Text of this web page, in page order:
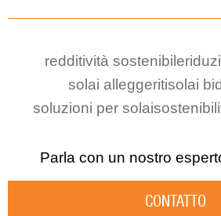
redditività sostenibile
solai alleggeritisolai
soluzioni per solai
Parla con un nostro
CONTATTO